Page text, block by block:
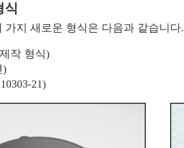
식
가지 새로운 형식은 다음과 같습니다.
작 형식)
)
21)